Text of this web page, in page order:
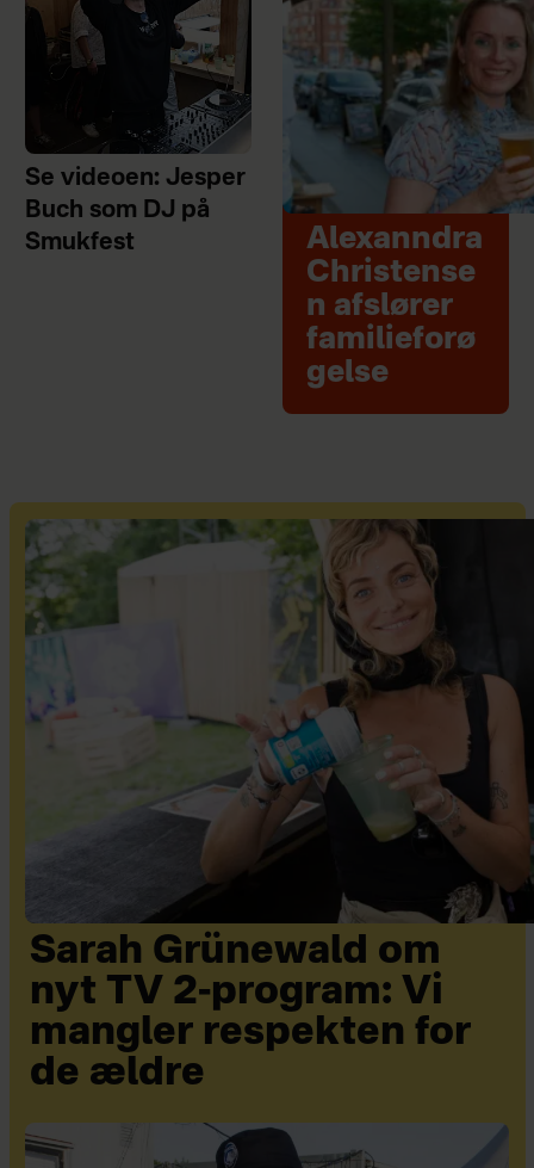
Se videoen: Jesper
Buch som DJ på
Smukfest
Alexanndra
Christense
n afslører
familieforø
gelse
Sarah Grünewald om
nyt TV 2-program: Vi
mangler respekten for
de ældre